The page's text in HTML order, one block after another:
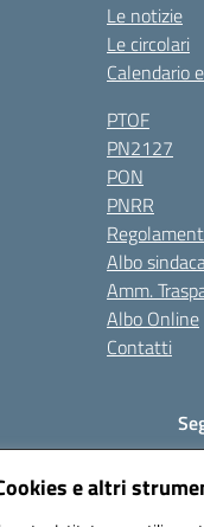
e altri
Le notizie
Le circolari
Calendario
PTOF
PN2127
PON
PNRR
Albo
Amm.
Albo Online
Contatti